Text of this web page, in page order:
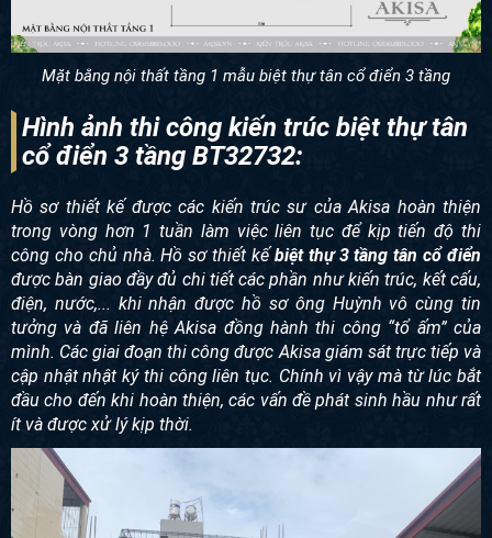
Mặt bằng nội thất tầng 1 mẫu biệt thự tân cổ điển 3 tầng
Hình ảnh thi công kiến trúc biệt thự tân
cổ điển 3 tầng BT32732:
Hồ sơ thiết kế được các kiến trúc sư của Akisa hoàn thiện
trong vòng hơn 1 tuần làm việc liên tục để kịp tiến độ thi
công cho chủ nhà. Hồ sơ thiết kếbiệt thự 3 tầng tân cổ điển
được bàn giao đầy đủ chi tiết các phần như kiến trúc, kết cấu,
điện, nước,... khi nhận được hồ sơ ông Huỳnh vô cùng tin
tưởng và đã liên hệ Akisa đồng hành thi công “tổ ấm” của
mình. Các giai đoạn thi công được Akisa giám sát trực tiếp và
cập nhật nhật ký thi công liên tục. Chính vì vậy mà từ lúc bắt
đầu cho đến khi hoàn thiện, các vấn đề phát sinh hầu như rất
ít và được xử lý kịp thời.